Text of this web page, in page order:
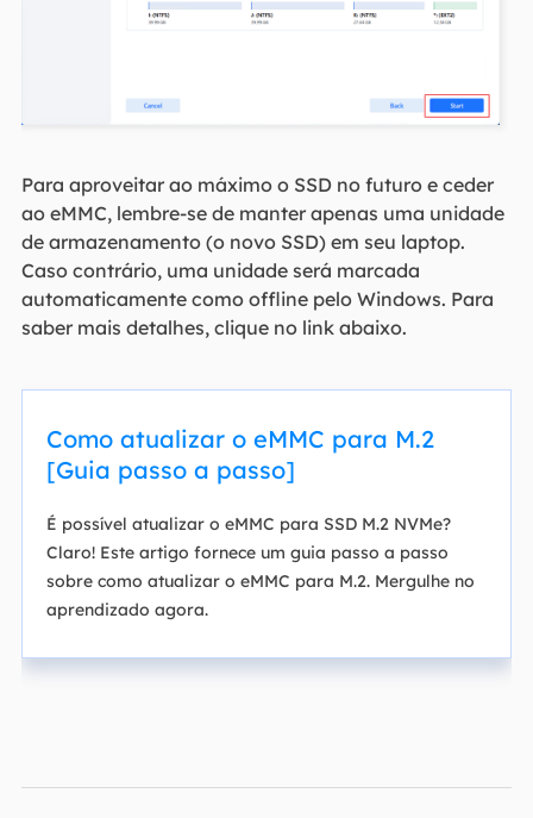
Para aproveitar ao máximo o SSD no futuro e ceder
ao eMMC, lembre-se de manter apenas uma unidade
de armazenamento (o novo SSD) em seu laptop.
Caso contrário, uma unidade será marcada
automaticamente como offline pelo Windows. Para
saber mais detalhes, clique no link abaixo.
Como atualizar o eMMC para M.2
[Guia passo a passo]
É possível atualizar o eMMC para SSD M.2 NVMe?
Claro! Este artigo fornece um guia passo a passo
sobre como atualizar o eMMC para M.2. Mergulhe no
aprendizado agora.